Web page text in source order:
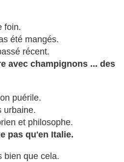
foin.
été mangés.
récent.
avec champignons ... des
puérile.
urbaine.
et philosophe.
pas qu'en Italie.
bien que cela.